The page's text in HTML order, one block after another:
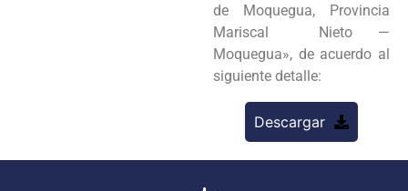
de Moquegua, Provincia
Mariscal Nieto —
Moquegua», de acuerdo al
siguiente detalle:
Descargar